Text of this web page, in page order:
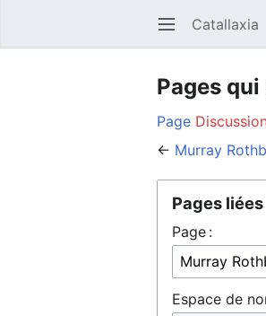
Ouvrir le menu principal Catallaxia
Pages
Page
← Murray
Pages liées
Page :
Espace de